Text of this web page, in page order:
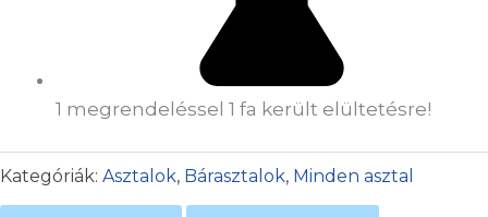
1 megrendeléssel 1 fa került elültetésre!
Kategóriák: Asztalok, Bárasztalok, Minden asztal